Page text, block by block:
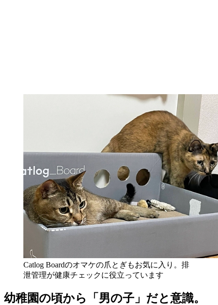
Catlog Boardのオマケの爪とぎもお気に入り。排
泄管理が健康チェックに役立っています
幼稚園の頃から「男の子」だと意識。